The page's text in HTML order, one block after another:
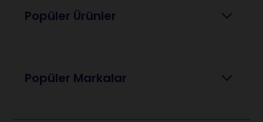
Popüler Ürünler
Popüler Markalar